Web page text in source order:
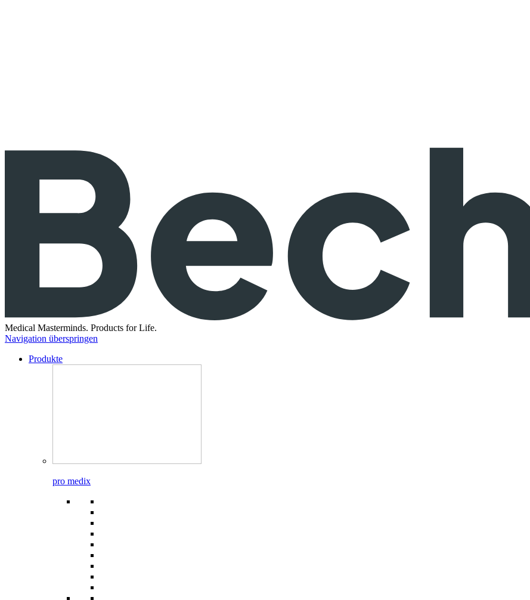
Medical Masterminds. Products for Life.
Navigation überspringen
Produkte
pro medix